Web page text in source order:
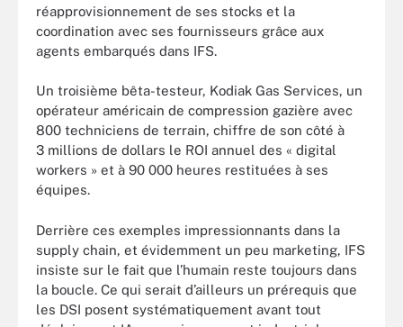
réapprovisionnement de ses stocks et la
coordination avec ses fournisseurs grâce aux
agents embarqués dans IFS.
Un troisième bêta-testeur, Kodiak Gas Services, un
opérateur américain de compression gazière avec
800 techniciens de terrain, chiffre de son côté à
3 millions de dollars le ROI annuel des « digital
workers » et à 90 000 heures restituées à ses
équipes.
Derrière ces exemples impressionnants dans la
supply chain, et évidemment un peu marketing, IFS
insiste sur le fait que l’humain reste toujours dans
la boucle. Ce qui serait d’ailleurs un prérequis que
les DSI posent systématiquement avant tout